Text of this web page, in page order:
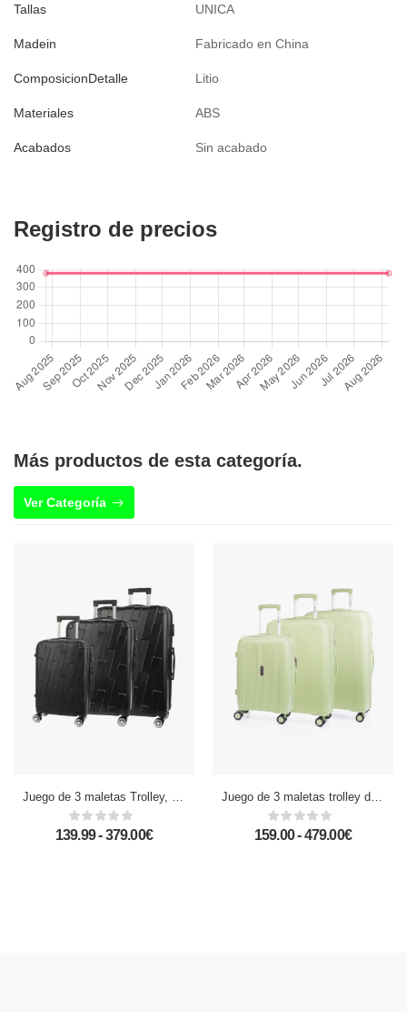
Tallas UNICA
Madein Fabricado en China
ComposicionDetalle Litio
Materiales ABS
Acabados Sin acabado
Registro de precios
Más productos de esta categoría.
Ver Categoría
Juego de 3 maletas Trolley, en material ligero ABS de alta resistencia con esquinas reforzadas. Cerradura numérica y 4 ruedas dobles giratorias 360°.
139.99 - 379.00€
Juego de 3 maletas trolley de PP resistente a la rotura. Cerradura TSA numérica, 4 ruedas dobles giratorias 360°.
159.00 - 479.00€